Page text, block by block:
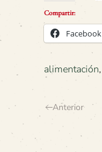
Compartir:
Facebook
alimentación,
Anterior